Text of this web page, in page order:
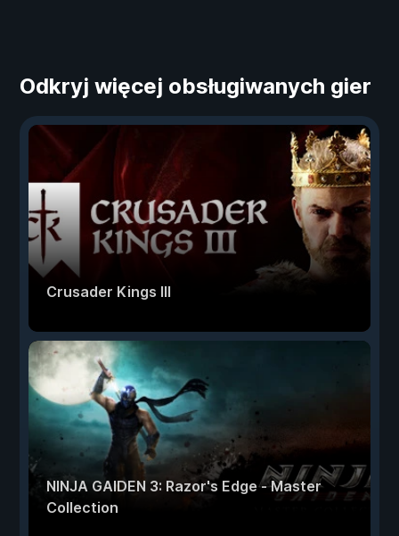
Odkryj więcej obsługiwanych gier
Crusader Kings III
NINJA GAIDEN 3: Razor's Edge - Master
Collection